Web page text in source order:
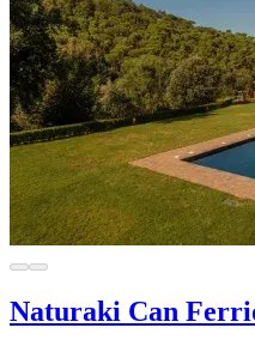
Naturaki Can